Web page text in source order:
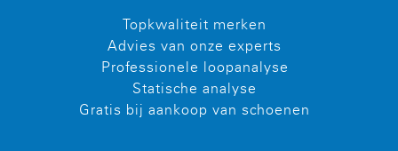
Topkwaliteit merken
Advies van onze experts
Professionele loopanalyse
Statische analyse
Gratis bij aankoop van schoenen